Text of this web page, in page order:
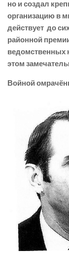
но и создал
организацию в
действует до
районной
ведомственных
этом
Войной